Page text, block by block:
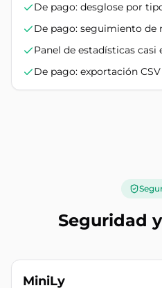
De pago: desglose por
De pago: seguimiento de
Panel de estadísticas casi
De pago: exportación
Seguridad
MiniLy